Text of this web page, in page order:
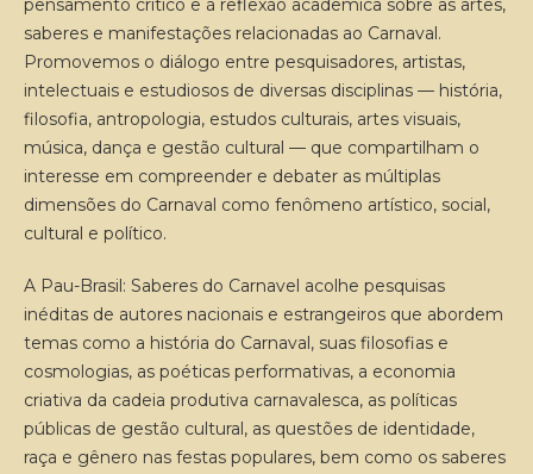
pensamento crítico e à reflexão acadêmica sobre as artes,
saberes e manifestações relacionadas ao Carnaval.
Promovemos o diálogo entre pesquisadores, artistas,
intelectuais e estudiosos de diversas disciplinas — história,
filosofia, antropologia, estudos culturais, artes visuais,
música, dança e gestão cultural — que compartilham o
interesse em compreender e debater as múltiplas
dimensões do Carnaval como fenômeno artístico, social,
cultural e político.
A Pau-Brasil: Saberes do Carnavel acolhe pesquisas
inéditas de autores nacionais e estrangeiros que abordem
temas como a história do Carnaval, suas filosofias e
cosmologias, as poéticas performativas, a economia
criativa da cadeia produtiva carnavalesca, as políticas
públicas de gestão cultural, as questões de identidade,
raça e gênero nas festas populares, bem como os saberes